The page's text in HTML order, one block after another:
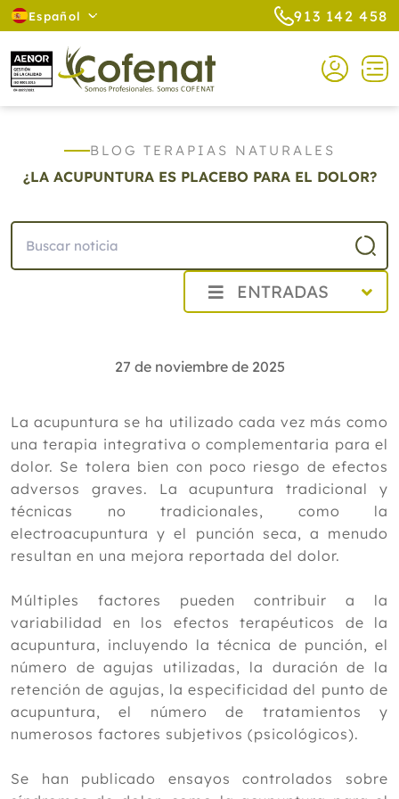
Español 913 142 458
BLOG TERAPIAS NATURALES
¿LA ACUPUNTURA ES PLACEBO PARA EL DOLOR?
ENTRADAS
2025
¿La acupuntura es placebo para el
dolor?
El deporte y la salud mental: cuando el
movimiento cura el alma
La actividad física que ayuda a tus
hijos a relajarse, mejorar su
concentración (y que pueden practicar
en casa)
revisión de metaanálisis y revisiones
sistemáticas
Yoga Nidra: terapia complementaria
para mejorar la atención oncológica
Así es el antioxidante que es 65 veces
más potente que la vitamina C y
fortalece el colágeno
Evaluación de los tratamientos
naturopáticos en pacientes con
Octubre
27 de noviembre de 2025
La acupuntura se ha utilizado cada vez más como
una terapia integrativa o complementaria para el
dolor. Se tolera bien con poco riesgo de efectos
adversos graves. La acupuntura tradicional y
técnicas no tradicionales, como la
electroacupuntura y el punción seca, a menudo
resultan en una mejora reportada del dolor.
Múltiples factores pueden contribuir a la
variabilidad en los efectos terapéuticos de la
acupuntura, incluyendo la técnica de punción, el
número de agujas utilizadas, la duración de la
retención de agujas, la especificidad del punto de
acupuntura, el número de tratamientos y
numerosos factores subjetivos (psicológicos).
Se han publicado ensayos controlados sobre